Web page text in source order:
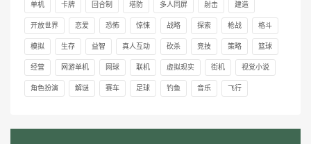
单机 卡牌 回合制 塔防 多人同屏 射击 建造
开放世界 恋爱 恐怖 惊悚 战略 探索 枪战 格斗
模拟 生存 益智 真人互动 砍杀 竞技 策略 篮球
经营 网游单机 网球 联机 虚拟现实 街机 视觉小说
角色扮演 解谜 赛车 足球 钓鱼 音乐 飞行